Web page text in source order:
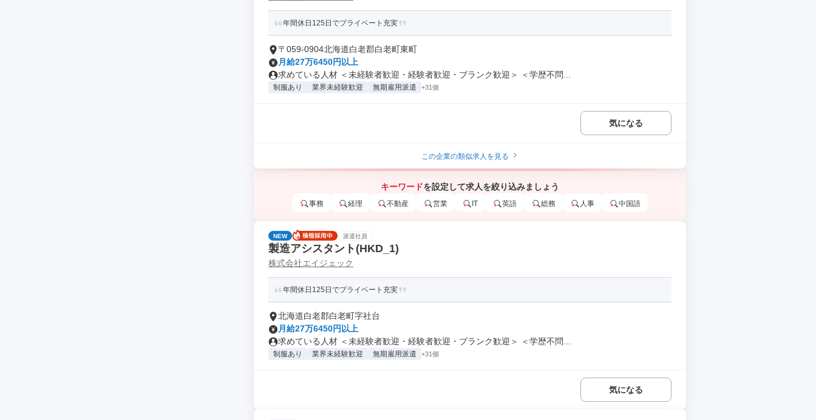
年間休日125日でプライベート充実
〒059-0904北海道白老郡白老町東町
月給27万6450円以上
求めている人材 ＜未経験者歓迎・経験者歓迎・ブランク歓迎＞ ＜学歴不問...
制服あり 業界未経験歓迎 無期雇用派遣 +31個
気になる
この企業の類似求人を見る
キーワードを設定して求人を絞り込みましょう
事務 経理 不動産 営業 IT 英語 総務 人事 中国語
NEW 派遣社員
製造アシスタント(HKD_1)
株式会社エイジェック
年間休日125日でプライベート充実
北海道白老郡白老町字社台
月給27万6450円以上
求めている人材 ＜未経験者歓迎・経験者歓迎・ブランク歓迎＞ ＜学歴不問...
制服あり 業界未経験歓迎 無期雇用派遣 +31個
気になる